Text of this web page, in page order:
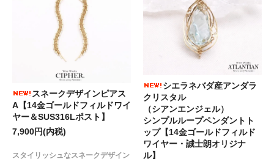
スネークデザインピアス
A【14金ゴールドフィルドワイ
ヤー＆SUS316Lポスト】
7,900円(内税)
スタイリッシュなスネークデザイン
シエラネバダ産アンダラ
クリスタル
（シアンエンジェル）
シンプルループペンダントト
ップ【14金ゴールドフィルド
ワイヤー・誠士朗オリジナ
ル】